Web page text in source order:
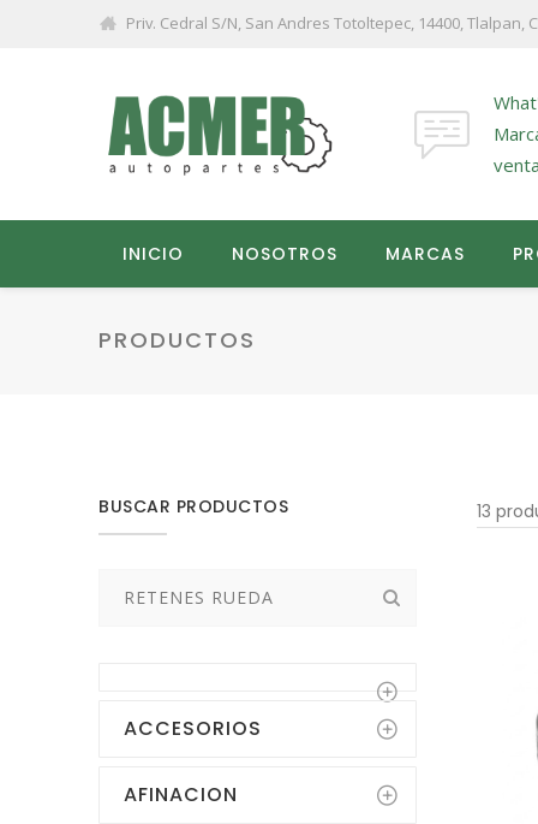
Priv. Cedral S/N, San Andres Totoltepec, 14400, Tlalpan,
INICIO NOSOTROS MARCAS
PRODUCTOS
13
BUSCAR PRODUCTOS
ACCESORIOS
AFINACION